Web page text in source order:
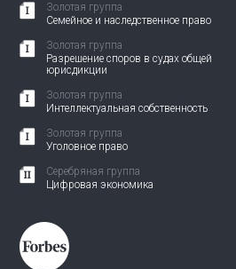
Золотая группа
Семейное и наследственное право
Золотая группа
Разрешение споров в судах общей
юрисдикции
Золотая группа
Интеллектуальная собственность
Золотая группа
Уголовное право
Серебряная группа
Цифровая экономика